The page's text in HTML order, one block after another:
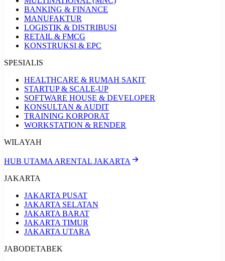
BANKING & FINANCE
MANUFAKTUR
LOGISTIK & DISTRIBUSI
RETAIL & FMCG
KONSTRUKSI & EPC
SPESIALIS
HEALTHCARE & RUMAH SAKIT
STARTUP & SCALE-UP
SOFTWARE HOUSE & DEVELOPER
KONSULTAN & AUDIT
TRAINING KORPORAT
WORKSTATION & RENDER
WILAYAH
HUB UTAMA ARENTAL JAKARTA
JAKARTA
JAKARTA PUSAT
JAKARTA SELATAN
JAKARTA BARAT
JAKARTA TIMUR
JAKARTA UTARA
JABODETABEK